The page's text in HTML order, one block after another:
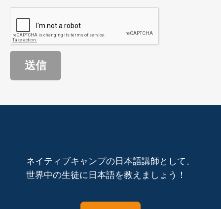
送信
ネイティブキャンプの日本語講師として、
世界中の生徒に日本語を教えましょう！